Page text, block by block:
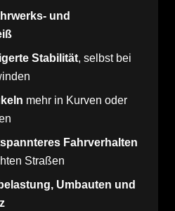
und
Stabilität, selbst bei
mehr in Kurven oder
Fahrverhalten
Straßen
Umbauten und